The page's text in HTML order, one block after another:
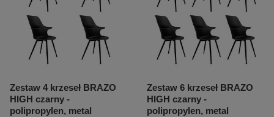
Zestaw 4 krzeseł BRAZO
HIGH czarny -
polipropylen, metal
Zestaw 6 krzeseł BRAZO
HIGH czarny -
polipropylen, metal